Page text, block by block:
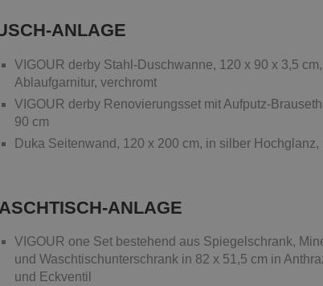
ANLAGE
VIGOUR derby Stahl-Duschwanne, 120 x 90 x 3,5
Ablaufgarnitur, verchromt
VIGOUR derby Renovierungsset mit Aufputz-
90 cm
Duka Seitenwand, 120 x 200 cm, in silber Hochglanz,
ANLAGE
VIGOUR one Set bestehend aus Spiegelschrank,
und Waschtischunterschrank in 82 x 51,5 cm in
und Eckventil